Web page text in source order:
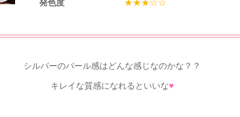
発色度 ★★★☆☆
シルバーのパール感はどんな感じなのかな？？
キレイな質感になれるといいな♥